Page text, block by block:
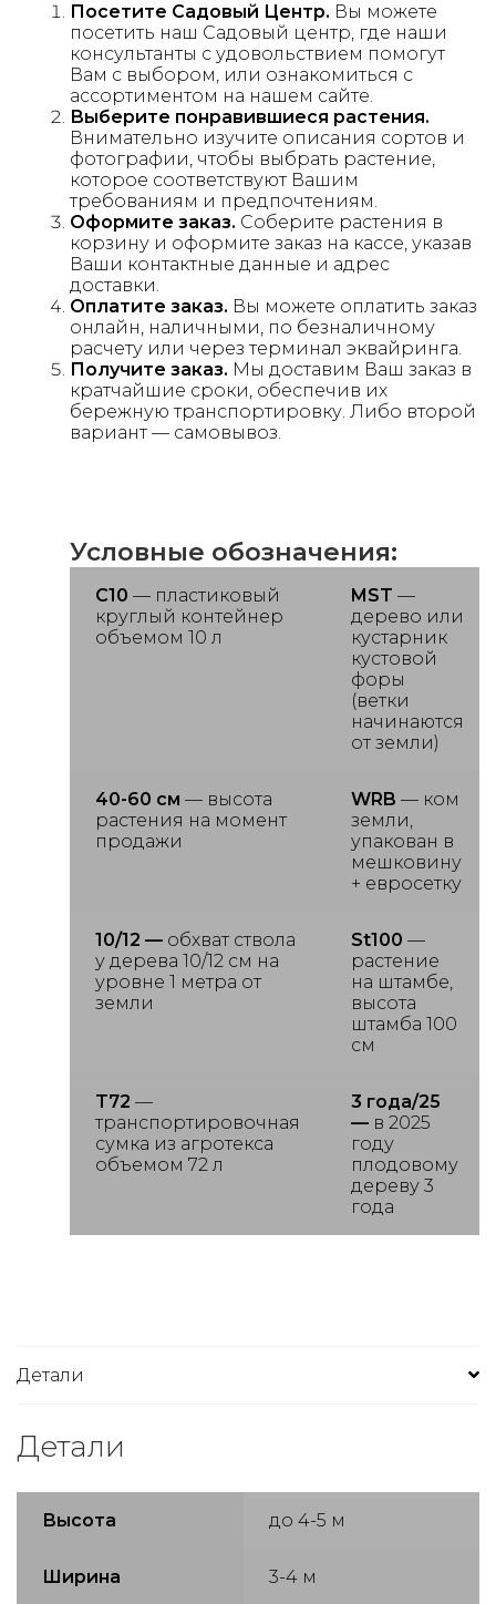
Посетите Садовый Центр. Вы можете
посетить наш Садовый центр, где наши
консультанты с удовольствием помогут
Вам с выбором, или ознакомиться с
ассортиментом на нашем сайте.
Выберите понравившиеся растения.
Внимательно изучите описания сортов и
фотографии, чтобы выбрать растение,
которое соответствуют Вашим
требованиям и предпочтениям.
Оформите заказ. Соберите растения в
корзину и оформите заказ на кассе, указав
Ваши контактные данные и адрес
доставки.
Оплатите заказ. Вы можете оплатить заказ
онлайн, наличными, по безналичному
расчету или через терминал эквайринга.
Получите заказ. Мы доставим Ваш заказ в
кратчайшие сроки, обеспечив их
бережную транспортировку. Либо второй
вариант — самовывоз.
Условные обозначения:
С10 — пластиковый
круглый контейнер
объемом 10 л
MST —
дерево или
кустарник
кустовой
форы
(ветки
начинаются
от земли)
40-60 см — высота
растения на момент
продажи
WRB — ком
земли,
упакован в
мешковину
+ евросетку
10/12 — обхват ствола
у дерева 10/12 см на
уровне 1 метра от
земли
St100 —
растение
на штамбе,
высота
штамба 100
см
T72 —
транспортировочная
сумка из агротекса
объемом 72 л
3 года/25
— в 2025
году
плодовому
дереву 3
года
Детали
Детали
Высота до 4-5 м
Ширина 3-4 м